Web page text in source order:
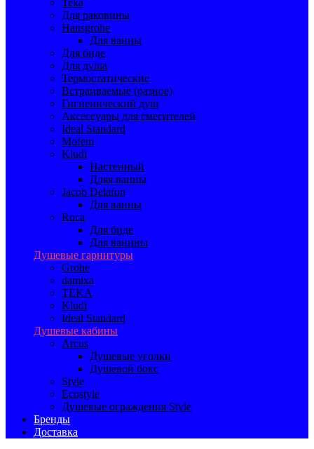
Teka
Для раковины
Hansgrohe
Для ванны
Для биде
Для душа
Термостатические
Встраиваемые (разное)
Гигиенический душ
Аксессуары для смесителей
Ideal Standard
Mofem
Kludi
Настенный
Дляя ванны
Jacob Delafon
Для ванны
Roca
Для биде
Для ваннны
Душевые гарнитуры
Grohe
damixa
TEKA
Kludi
Ideal Standard
Душевые кабины
Arcus
Душевые уголки
Душевой бокс
Style
Ecostyle
Душевые ограждения Style
Бренды
Доставка